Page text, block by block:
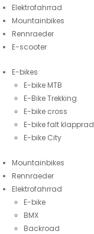
Elektrofahrrad
Mountainbikes
Rennraeder
E-scooter
E-bikes
E-bike MTB
E-Bike Trekking
E-bike cross
E-bike falt klapprad
E-bike City
Mountainbikes
Rennraeder
Elektrofahrrad
E-bike
BMX
Backroad